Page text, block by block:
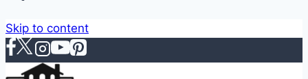
Skip to content